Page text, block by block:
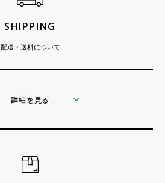
SHIPPING
配送・送料について
詳細を見る